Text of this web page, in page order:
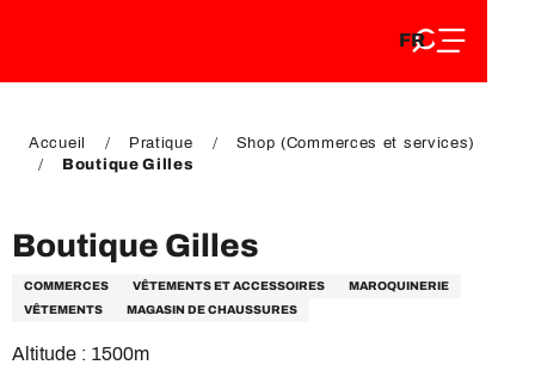
DE
FR
EN
Accueil Pratique
Shop (Commerces et services)
Boutique Gilles
Boutique Gilles
COMMERCES VÊTEMENTS ET ACCESSOIRES
MAROQUINERIE
VÊTEMENTS
MAGASIN DE CHAUSSURES
Altitude : 1500m